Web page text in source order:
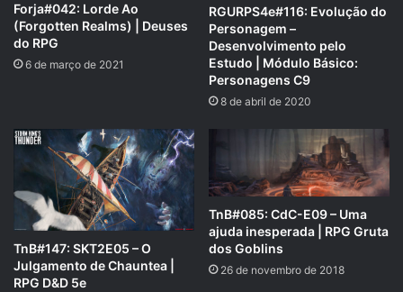
Forja#042: Lorde Ao
(Forgotten Realms) | Deuses
do RPG
6 de março de 2021
RGURPS4e#116: Evolução do
Personagem –
Desenvolvimento pelo
Estudo | Módulo Básico:
Personagens C9
8 de abril de 2020
TnB#147: SKT2E05 – O
Julgamento de Chauntea |
RPG D&D 5e
TnB#085: CdC-E09 – Uma
ajuda inesperada | RPG Gruta
dos Goblins
26 de novembro de 2018